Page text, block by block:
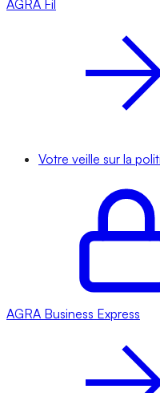
AGRA Fil
Votre veille sur la
AGRA Business Express